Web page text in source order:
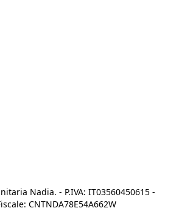
Nadia. - P.IVA: IT03560450615 -
CNTNDA78E54A662W